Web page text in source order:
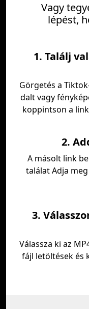
Vagy
lépést,
1. Találj
Görgetés a
dalt vagy
koppintson a
2.
A másolt link
találat Adja
3.
Válassza ki az
fájl letöltések és